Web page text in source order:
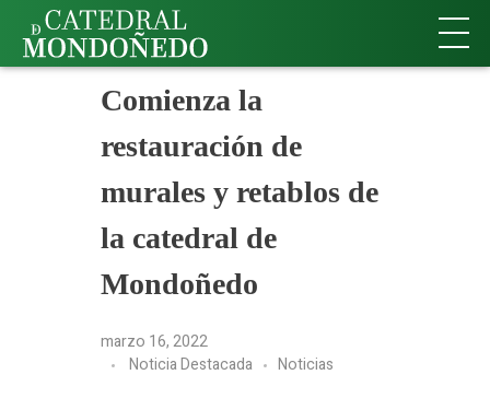
Comienza la
restauración de
murales y retablos de
la catedral de
Mondoñedo
marzo 16, 2022
Noticia Destacada
Noticias